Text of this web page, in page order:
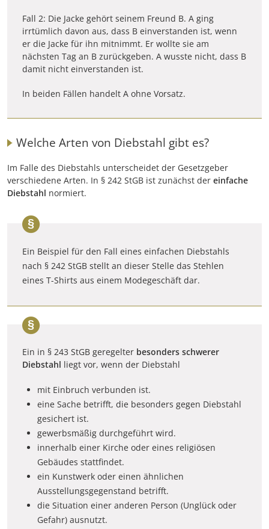
Fall 2: Die Jacke gehört seinem Freund B. A ging
irrtümlich davon aus, dass B einverstanden ist, wenn
er die Jacke für ihn mitnimmt. Er wollte sie am
nächsten Tag an B zurückgeben. A wusste nicht, dass B
damit nicht einverstanden ist.
In beiden Fällen handelt A ohne Vorsatz.
Welche Arten von Diebstahl gibt es?
Im Falle des Diebstahls unterscheidet der Gesetzgeber
verschiedene Arten. In § 242 StGB ist zunächst der einfache
Diebstahl normiert.
Ein Beispiel für den Fall eines einfachen Diebstahls
nach § 242 StGB stellt an dieser Stelle das Stehlen
eines T-Shirts aus einem Modegeschäft dar.
Ein in § 243 StGB geregelter besonders schwerer
Diebstahl liegt vor, wenn der Diebstahl
mit Einbruch verbunden ist.
eine Sache betrifft, die besonders gegen Diebstahl
gesichert ist.
gewerbsmäßig durchgeführt wird.
innerhalb einer Kirche oder eines religiösen
Gebäudes stattfindet.
ein Kunstwerk oder einen ähnlichen
Ausstellungsgegenstand betrifft.
die Situation einer anderen Person (Unglück oder
Gefahr) ausnutzt.